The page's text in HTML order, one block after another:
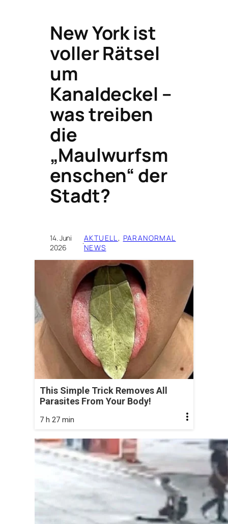
New York ist
voller Rätsel
um
Kanaldeckel –
was treiben
die
„Maulwurfsm
enschen“ der
Stadt?
14. Juni
2026
·AKTUELL, PARANORMAL
NEWS
This Simple Trick Removes All
Parasites From Your Body!
7 h 27 min